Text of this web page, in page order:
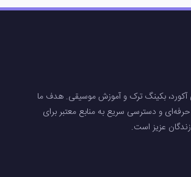
بکینگ ترک و آموزش موسیقی. هدف ما
و دسترسی سریع به منابع معتبر برای
عزیز است.